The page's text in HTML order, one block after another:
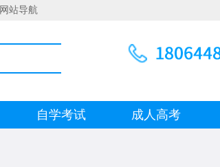
网站导航
自学考试 成人高考